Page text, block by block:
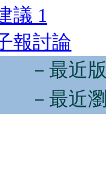
議 1
報討論
－最近
－最近